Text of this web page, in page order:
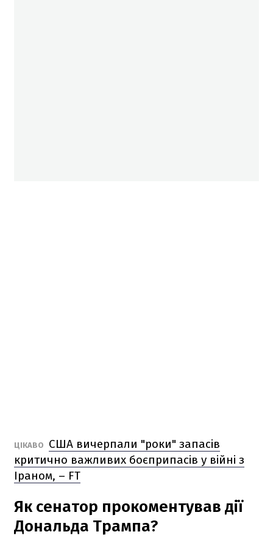
ЦІКАВО
США вичерпали "роки" запасів
критично важливих боєприпасів у війні з
Іраном, – FT
Як сенатор прокоментував дії
Дональда Трампа?